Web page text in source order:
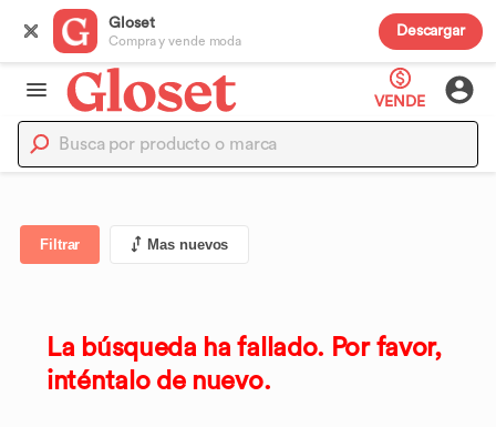
Gloset
Compra y vende moda
Descargar
VENDE
Filtrar Mas nuevos
La búsqueda ha fallado. Por favor,
inténtalo de nuevo.